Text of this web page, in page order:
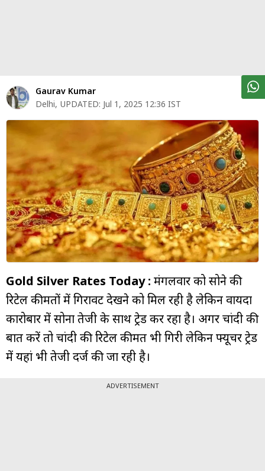
शेयर
बिजनेस
न्यूज
वीडियो
म्यूचुअल
फंड
Gaurav Kumar
Delhi, UPDATED: Jul 1, 2025 12:36 IST
Gold Silver Rates Today : मंगलवार को सोने की
रिटेल कीमतों में गिरावट देखने को मिल रही है लेकिन वायदा
कारोबार में सोना तेजी के साथ ट्रेड कर रहा है। अगर चांदी की
बात करें तो चांदी की रिटेल कीमत भी गिरी लेकिन फ्यूचर ट्रेड
में यहां भी तेजी दर्ज की जा रही है।
ADVERTISEMENT